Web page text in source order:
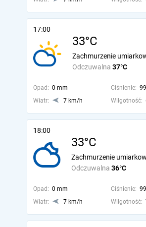
17:00
33°C
Odczuwalna 37°C
Zachmurzenie
Opad: 0 mm Ciśnienie:
Wiatr:
7 km/h Wilgotność:
18:00
33°C
Odczuwalna 36°C
Zachmurzenie
Opad: 0 mm Ciśnienie:
Wiatr:
7 km/h Wilgotność: